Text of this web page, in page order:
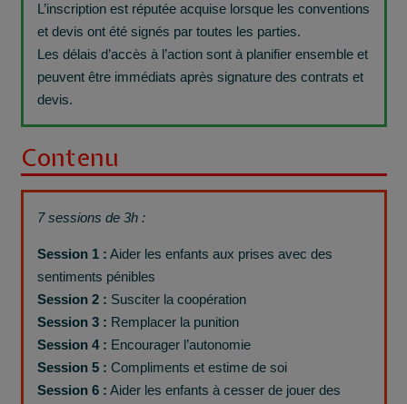
L’inscription est réputée acquise lorsque les conventions
et devis ont été signés par toutes les parties.
Les délais d’accès à l’action sont à planifier ensemble et
peuvent être immédiats après signature des contrats et
devis.
Contenu
7 sessions de 3h :
Session 1 : Aider les enfants aux prises avec des
sentiments pénibles
Session 2 : Susciter la coopération
Session 3 : Remplacer la punition
Session 4 : Encourager l’autonomie
Session 5 : Compliments et estime de soi
Session 6 : Aider les enfants à cesser de jouer des